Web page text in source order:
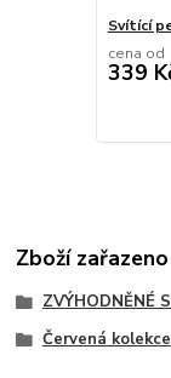
Svítící
cena od
339
Zboží
ZVÝHODNĚNÉ
Červená kolekce